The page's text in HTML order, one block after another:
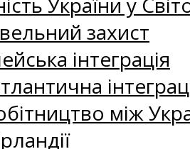
захист
інтеграція
між